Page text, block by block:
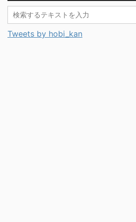
Tweets by hobi_kan